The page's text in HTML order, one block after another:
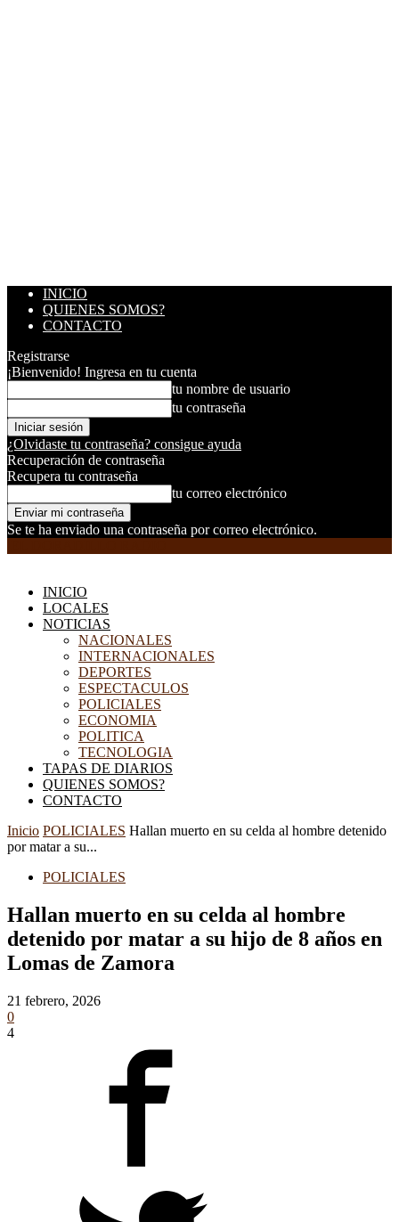
INICIO
QUIENES SOMOS?
CONTACTO
Registrarse
¡Bienvenido! Ingresa en tu cuenta
tu nombre de usuario
tu contraseña
¿Olvidaste tu contraseña? consigue ayuda
Recuperación de contraseña
Recupera tu contraseña
tu correo electrónico
Se te ha enviado una contraseña por correo electrónico.
INICIO
LOCALES
NOTICIAS
NACIONALES
INTERNACIONALES
DEPORTES
ESPECTACULOS
POLICIALES
ECONOMIA
POLITICA
TECNOLOGIA
TAPAS DE DIARIOS
QUIENES SOMOS?
CONTACTO
Inicio POLICIALES Hallan muerto en su celda al hombre detenido
por matar a su...
POLICIALES
Hallan muerto en su celda al hombre
detenido por matar a su hijo de 8 años en
Lomas de Zamora
21 febrero, 2026
0
4